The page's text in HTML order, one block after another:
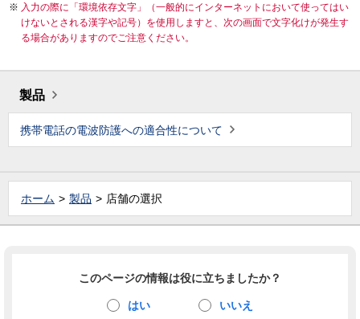
入力の際に「環境依存文字」（一般的にインターネットにおいて使ってはい
けないとされる漢字や記号）を使用しますと、次の画面で文字化けが発生す
る場合がありますのでご注意ください。
製品
携帯電話の電波防護への適合性について
ホーム 製品 店舗の選択
このページの情報は役に立ちましたか？
はい いいえ